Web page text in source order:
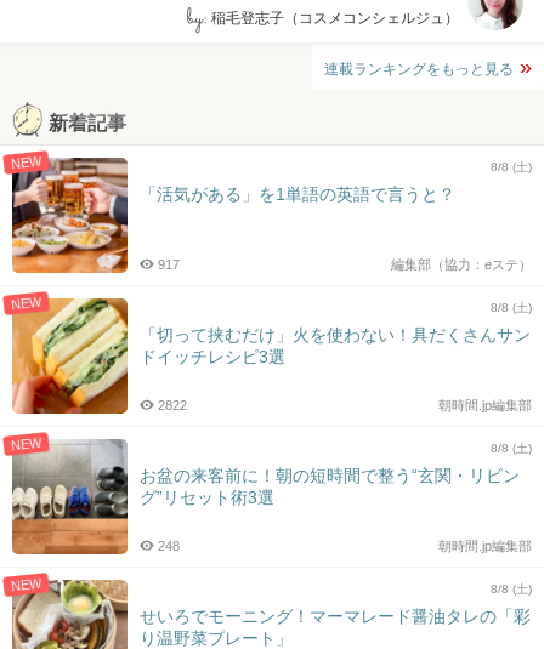
by: 稲毛登志子（コスメコンシェルジュ）
連載ランキングをもっと見る
新着記事
NEW 8/8 (土)
「活気がある」を1単語の英語で言うと？
編集部（協力：eステ）
917
NEW 8/8 (土)
「切って挟むだけ」火を使わない！具だくさんサン
ドイッチレシピ3選
朝時間.jp編集部
2822
NEW 8/8 (土)
お盆の来客前に！朝の短時間で整う“玄関・リビン
グ”リセット術3選
朝時間.jp編集部
248
NEW 8/8 (土)
せいろでモーニング！マーマレード醤油タレの「彩
り温野菜プレート」